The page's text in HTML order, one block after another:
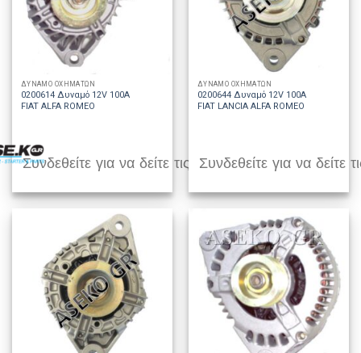
ΔΥΝΑΜΟ ΟΧΗΜΑΤΩΝ
0200614 Δυναμό 12V 100A
FIAT ALFA ROMEO
Συνδεθείτε για να δείτε τις τιμές
ΔΥΝΑΜΟ ΟΧΗΜΑΤΩΝ
0200644 Δυναμό 12V 100A
FIAT LANCIA ALFA ROMEO
Συνδεθείτε για να δείτε